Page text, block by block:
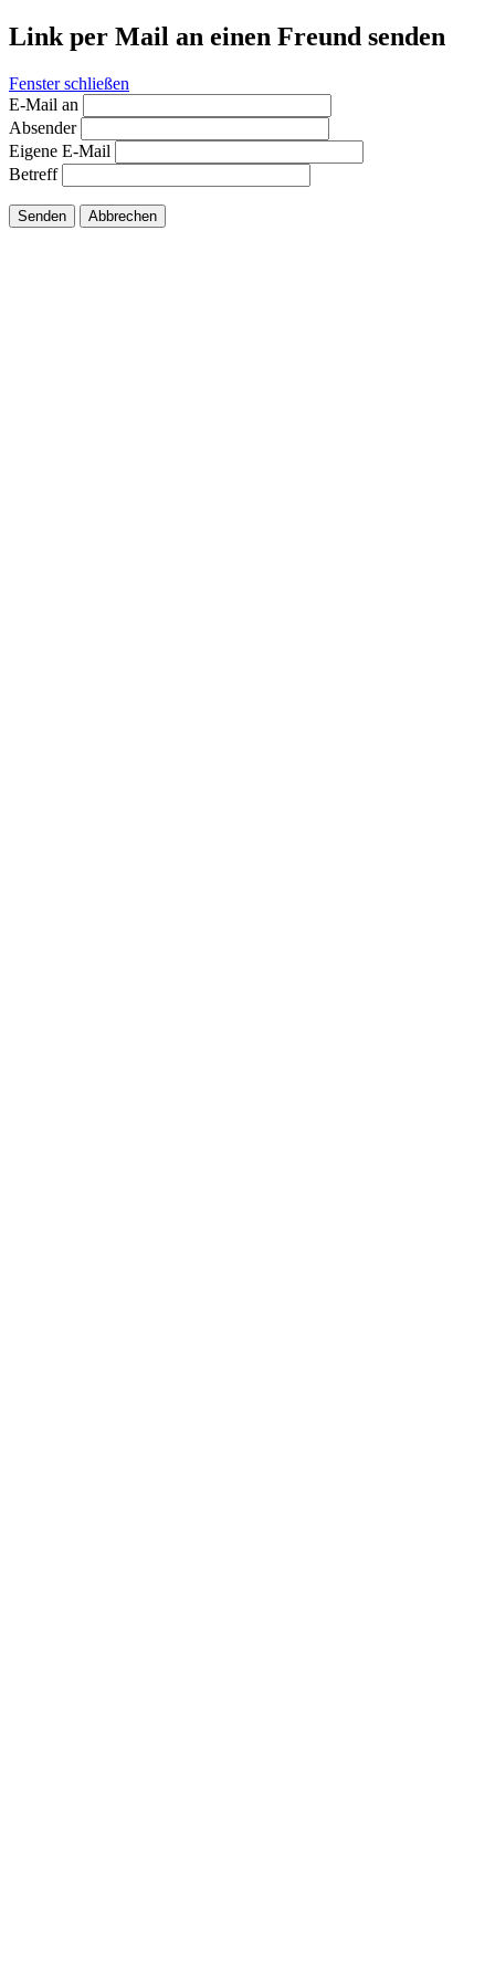
Link per Mail an einen Freund senden
Fenster schließen
E-Mail an
Absender
Eigene E-Mail
Betreff
Senden Abbrechen